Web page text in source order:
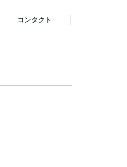
コンタクト